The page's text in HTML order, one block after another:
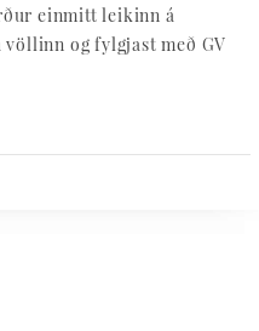
einmitt leikinn á
og fylgjast með GV